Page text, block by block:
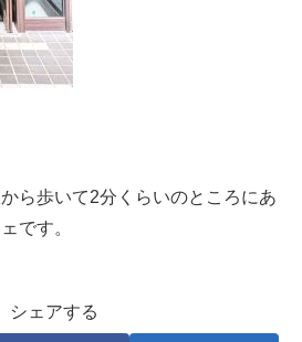
ら歩いて2分くらいのところにあ
です。
シェアする